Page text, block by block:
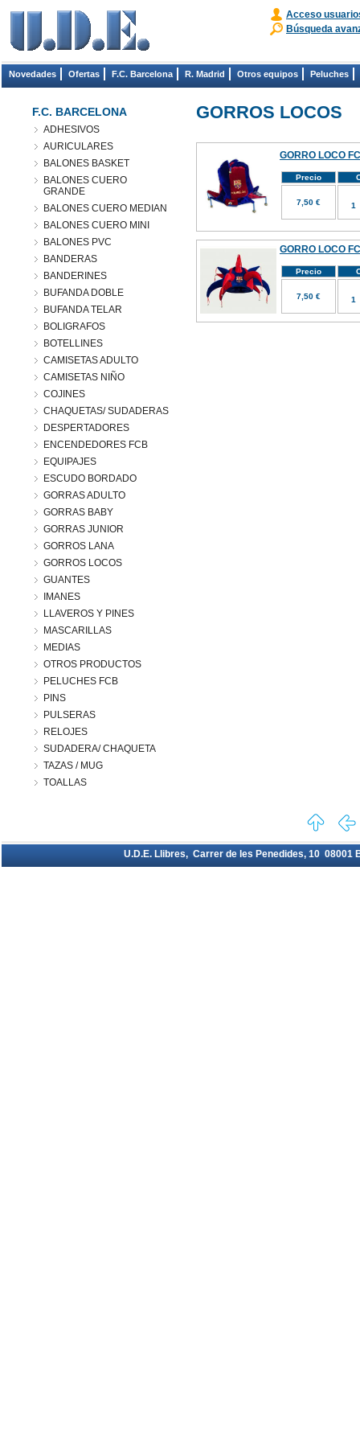
Acceso
Búsqueda
Novedades Ofertas F.C. Barcelona R. Madrid Otros equipos Peluches
F.C. BARCELONA
ADHESIVOS
AURICULARES
BALONES BASKET
BALONES CUERO
GRANDE
BALONES CUERO MEDIAN
BALONES CUERO MINI
BALONES PVC
BANDERAS
BANDERINES
BUFANDA DOBLE
BUFANDA TELAR
BOLIGRAFOS
BOTELLINES
CAMISETAS ADULTO
CAMISETAS NIÑO
COJINES
CHAQUETAS/ SUDADERAS
DESPERTADORES
ENCENDEDORES FCB
EQUIPAJES
ESCUDO BORDADO
GORRAS ADULTO
GORRAS BABY
GORRAS JUNIOR
GORROS LANA
GORROS LOCOS
GUANTES
IMANES
LLAVEROS Y PINES
MASCARILLAS
MEDIAS
OTROS PRODUCTOS
PELUCHES FCB
PINS
PULSERAS
RELOJES
SUDADERA/ CHAQUETA
TAZAS / MUG
TOALLAS
GORROS LOCOS
GORRO LOCO
Precio
7,50 €
GORRO LOCO
Precio
7,50 €
U.D.E. Llibres, Carrer de les Penedides, 10 08001